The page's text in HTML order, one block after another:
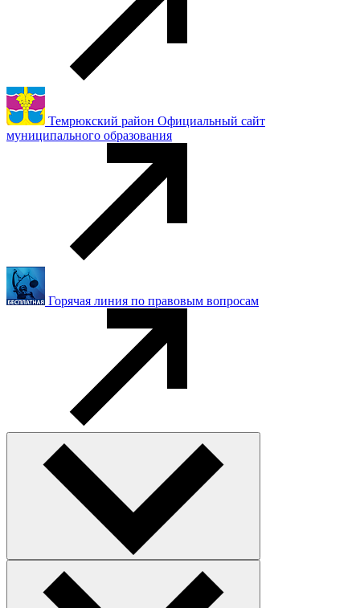
Темрюкский район Официальный сайт
муниципального образования
Горячая линия по правовым вопросам